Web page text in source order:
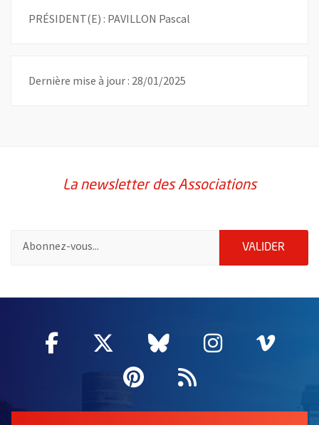
PRÉSIDENT(E) : PAVILLON Pascal
Dernière mise à jour : 28/01/2025
La newsletter des Associations
VALIDER
Facebook
, Ouvre une nouvelle fenêtre
Twitter
, Ouvre une nouvelle
Bluesky
, Ouvre une
Instagram
, Ouvre
,
Pinterest
, Ouvre une
Flux RSS